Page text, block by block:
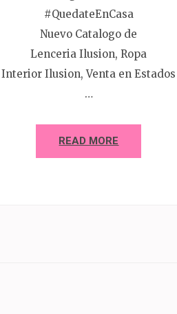
#QuedateEnCasa
Nuevo Catalogo de
Lenceria Ilusion, Ropa
Interior Ilusion, Venta en Estados
…
READ MORE